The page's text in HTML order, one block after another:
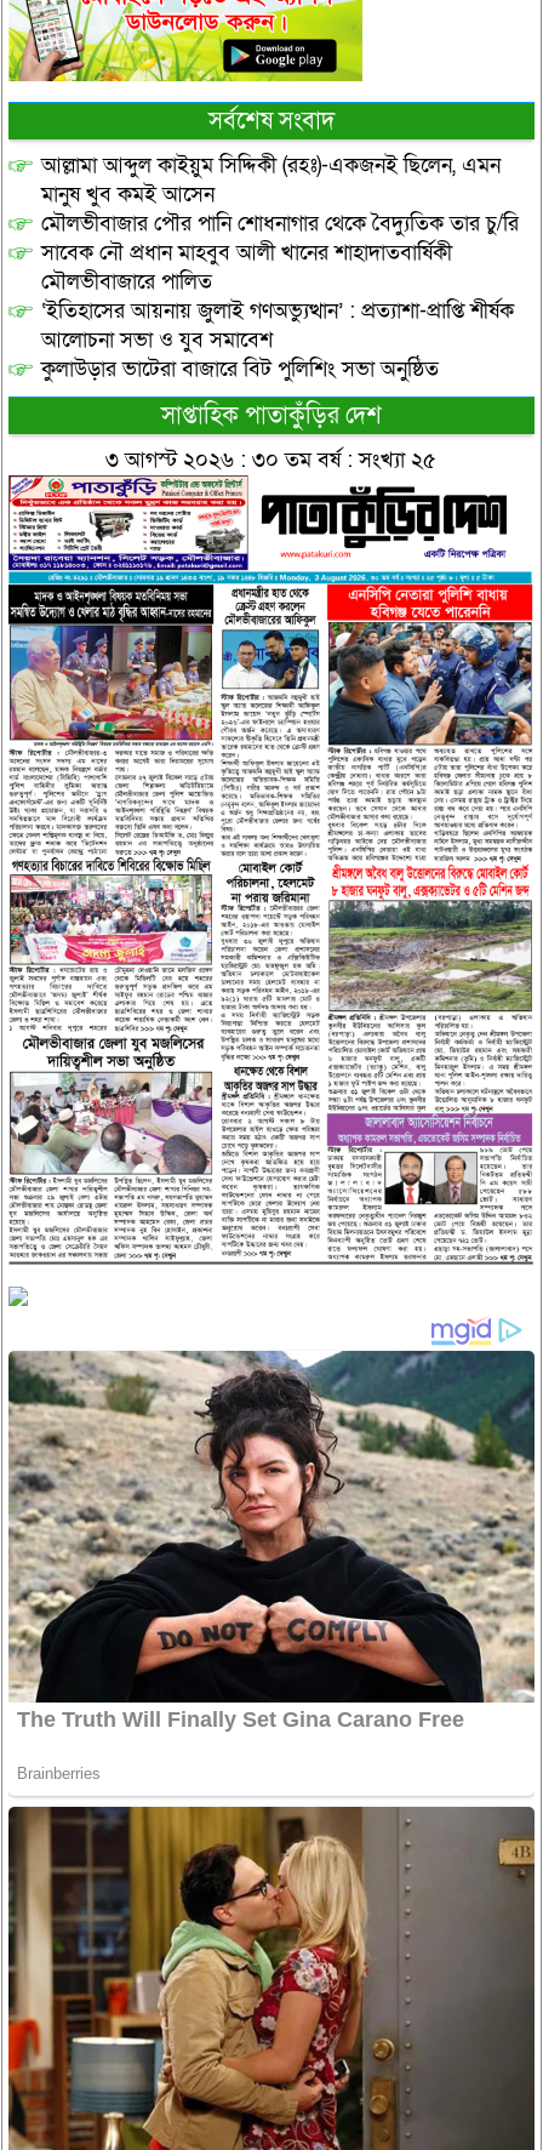
সর্বশেষ সংবাদ
আল্লামা আব্দুল কাইয়ুম সিদ্দিকী (রহঃ)-একজনই ছিলেন, এমন
মানুষ খুব কমই আসেন
মৌলভীবাজার পৌর পানি শোধনাগার থেকে বৈদ্যুতিক তার চু/রি
সাবেক নৌ প্রধান মাহবুব আলী খানের শাহাদাতবার্ষিকী
মৌলভীবাজারে পালিত
‘ইতিহাসের আয়নায় জুলাই গণঅভ্যুত্থান’ : প্রত্যাশা-প্রাপ্তি শীর্ষক
আলোচনা সভা ও যুব সমাবেশ
কুলাউড়ার ভাটেরা বাজারে বিট পুলিশিং সভা অনুষ্ঠিত
সাপ্তাহিক পাতাকুঁড়ির দেশ
৩ আগস্ট ২০২৬ : ৩০ তম বর্ষ : সংখ্যা ২৫